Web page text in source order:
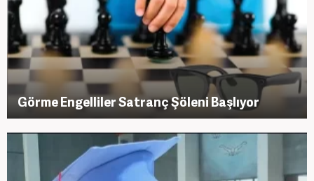
Görme Engelliler Satranç Şöleni Başlıyor